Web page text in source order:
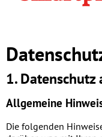
1.
Allgemeine
Die folgenden